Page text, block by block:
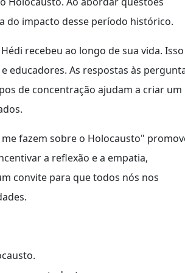
do impacto desse período histórico.
recebeu ao longo de sua vida. Isso
educadores. As respostas às
de concentração ajudam a criar um
fazem sobre o Holocausto"
a reflexão e a empatia,
convite para que todos nós nos